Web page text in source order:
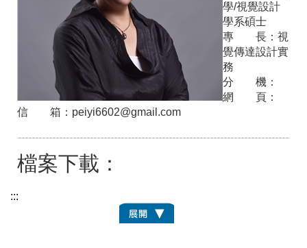
學/視覺設計
學系碩士
專 長： 視
覺傳達設計實
務
分 機：
網 頁：
信 箱： peiyi6602@gmail.com
檔案下載：
:::